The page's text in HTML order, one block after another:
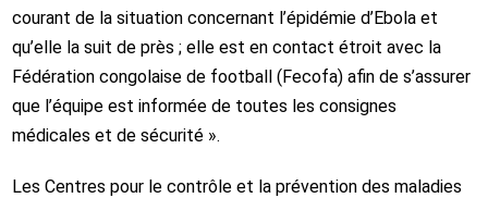
courant de la situation concernant l’épidémie d’Ebola et
qu’elle la suit de près ; elle est en contact étroit avec la
Fédération congolaise de football (Fecofa) afin de s’assurer
que l’équipe est informée de toutes les consignes
médicales et de sécurité ».
Les Centres pour le contrôle et la prévention des maladies